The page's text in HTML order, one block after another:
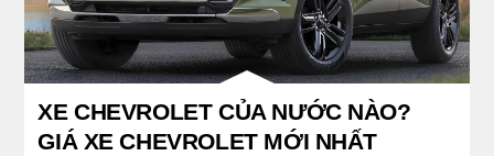
XE CHEVROLET CỦA NƯỚC NÀO?
GIÁ XE CHEVROLET MỚI NHẤT